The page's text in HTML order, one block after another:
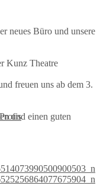
neues Büro und unsere
Kunz Theatre
freuen uns ab dem 3.
und einen guten